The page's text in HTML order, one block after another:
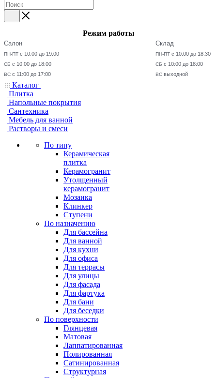
Режим работы
Салон
ПН-ПТ с 10:00 до 19:00
СБ с 10:00 до 18:00
ВС с 11:00 до 17:00
Склад
ПН-ПТ с 10:00 до 18:30
СБ с 10:00 до 18:00
ВС выходной
Каталог
Плитка
Напольные покрытия
Сантехника
Мебель для ванной
Растворы и смеси
По типу
Керамическая
плитка
Керамогранит
Утолщенный
керамогранит
Мозаика
Клинкер
Ступени
По назначению
Для бассейна
Для ванной
Для кухни
Для офиса
Для террасы
Для улицы
Для фасада
Для фартука
Для бани
Для беседки
По поверхности
Глянцевая
Матовая
Лаппатированная
Полированная
Сатинированная
Структурная